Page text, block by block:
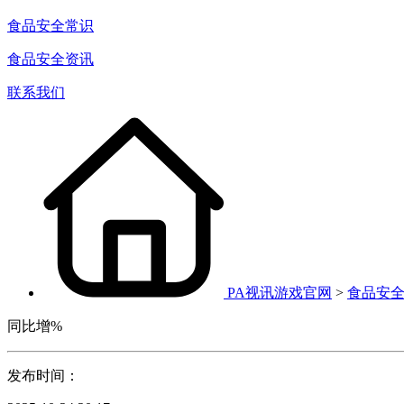
食品安全常识
食品安全资讯
联系我们
PA视讯游戏官网 > 食品安
同比增%
发布时间：